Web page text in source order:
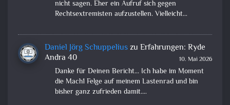
nicht sagen. Eher ein Aufruf sich gegen
Rechtsextremisten aufzustellen. Vielleicht…
Daniel Jörg Schuppeliuszu Erfahrungen: Ryde
Andra 40
10. Mai 2026
Danke für Deinen Bericht... Ich habe im Moment
die Mach1 Felge auf meinem Lastenrad und bin
bisher ganz zufrieden damit.…